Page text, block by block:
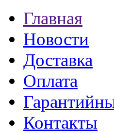
Главная
Новости
Доставка
Оплата
Контакты